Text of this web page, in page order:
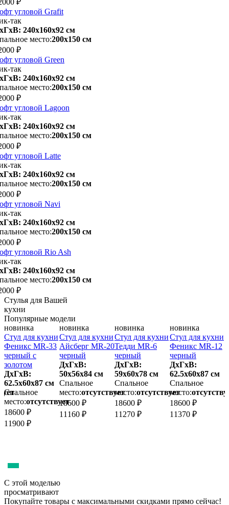
угловой Grafit
так
240х160x92 см
место:200х150 см
₽
угловой Green
так
240х160x92 см
место:200х150 см
₽
угловой Lagoon
так
240х160x92 см
место:200х150 см
₽
угловой Latte
так
240х160x92 см
место:200х150 см
₽
угловой Navi
так
240х160x92 см
место:200х150 см
₽
угловой Rio Ash
так
240х160x92 см
место:200х150 см
₽
Стулья для Вашей
кухни
Популярные модели
новинка
Стул для кухни
Феникс MR-33
черный с
золотом
ДхГхВ:
62.5х60x87 см
Спальное
место:отсутствует
18600 ₽
11900 ₽
новинка
Стул для кухни
Айсберг MR-20
черный
ДхГхВ:
50х56x84 см
Спальное
место:отсутствует
18600 ₽
11160 ₽
новинка
Стул для кухни
Тедди MR-6
черный
ДхГхВ:
59х60x78 см
Спальное
место:отсутствует
18600 ₽
11270 ₽
новинка
Стул для кухни
Феникс MR-12
черный
ДхГхВ:
62.5х60x87 см
Спальное
место:
18600 ₽
11370 ₽
С этой моделью
просматривают
Покупайте товары с максимальными скидками прямо сейчас!